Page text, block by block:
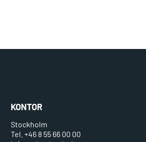
KONTOR
Stockholm
Tel. +46 8 55 66 00 00